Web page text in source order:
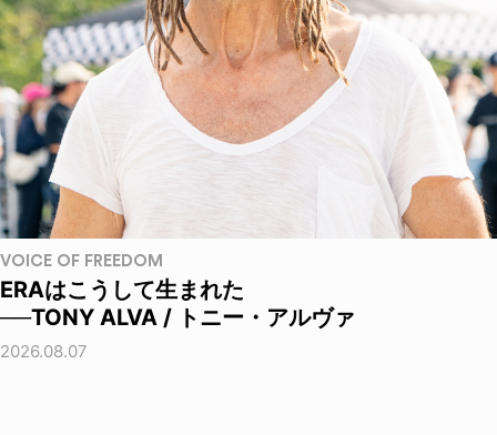
VOICE OF FREEDOM
ERAはこうして生まれた
──TONY ALVA / トニー・アルヴァ
2026.08.07